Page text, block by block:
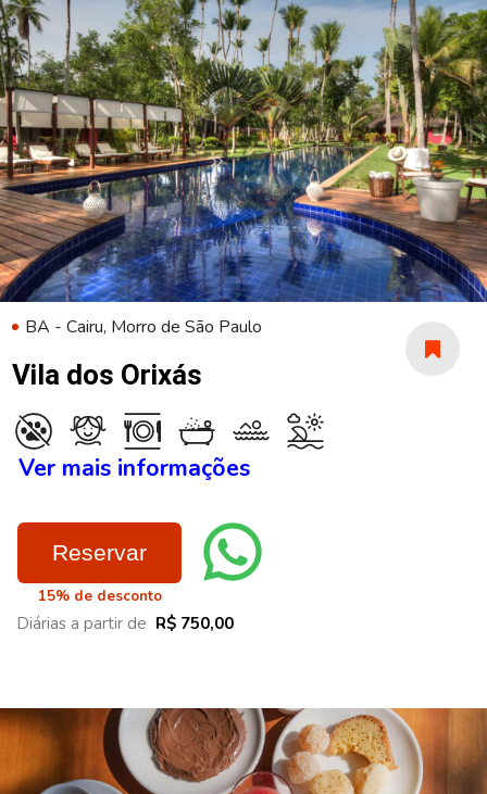
BA - Cairu, Morro de São Paulo
Vila dos Orixás
Ver mais informações
Reservar
15% de desconto
Diárias a partir de R$ 750,00